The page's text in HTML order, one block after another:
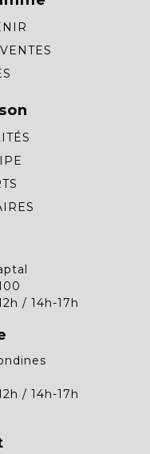
/ 14h-17h
/ 14h-17h